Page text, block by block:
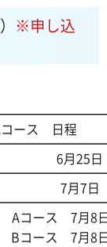
※申し込
ース 日程
6月25
7月7日
Aコース 7月8
Bコース 7月8